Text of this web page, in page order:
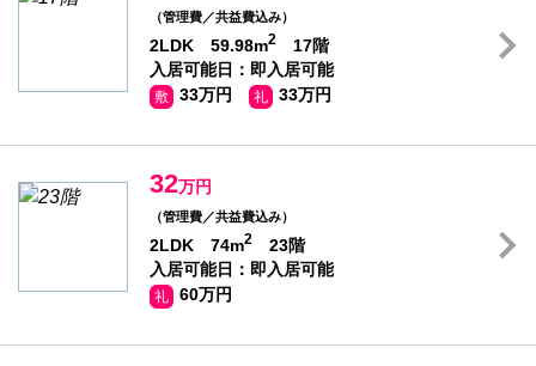
（管理費／共益費込み）
2LDK 59.98m2
17階
入居可能日：即入居可能
敷 33万円 礼 33万円
32万円
（管理費／共益費込み）
2LDK 74m2
23階
入居可能日：即入居可能
礼 60万円